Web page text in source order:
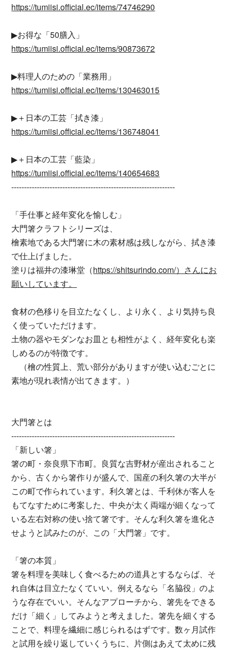
https://tumiisi.official.ec/items/74746290
▶︎お得な「50膳入」
https://tumiisi.official.ec/items/90873672
▶︎料理人のための「業務用」
https://tumiisi.official.ec/items/130463015
▶︎＋日本の工芸「拭き漆」
https://tumiisi.official.ec/items/136748041
▶︎＋日本の工芸「藍染」
https://tumiisi.official.ec/items/140654683
----------------------------------------------------------------
「手仕事と経年変化を愉しむ」
大門箸クラフトシリーズは、
檜素地である大門箸に木の素材感は残しながら、拭き漆
で仕上げました。
塗りは福井の漆琳堂（https://shitsurindo.com/）さんにお
願いしています。
食材の色移りを目立たなくし、より永く、より気持ち良
く使っていただけます。
土物の器やモダンなお皿とも相性がよく、経年変化も楽
しめるのが特徴です。
（檜の性質上、荒い部分がありますが使い込むごとに
素地が現れ表情が出てきます。）
大門箸とは
----------------------------------------------------------------
「新しい箸」
箸の町・奈良県下市町。良質な吉野材が産出されること
から、古くから箸作りが盛んで、国産の利久箸の大半が
この町で作られています。利久箸とは、千利休が客人を
もてなすために考案した、中央が太く両端が細くなって
いる左右対称の使い捨て箸です。そんな利久箸を進化さ
せようと試みたのが、この「大門箸」です。
「箸の本質」
箸を料理を美味しく食べるための道具とするならば、そ
れ自体は目立たなくていい。例えるなら「名脇役」のよ
うな存在でいい。そんなアプローチから、箸先をできる
だけ「細く」してみようと考えました。箸先を細くする
ことで、料理を繊細に感じられるはずです。数ヶ月試作
と試用を繰り返していくうちに、片側はあえて太めに残